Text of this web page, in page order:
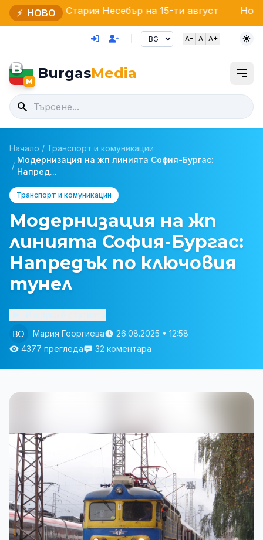
⚡ НОВО
Несебър на 15-ти август Нов директор на
A- A A+
B
M BurgasMedia
Начало / Транспорт и комуникации
/
Модернизация на жп линията София-Бургас:
Напред...
Транспорт и комуникации
Модернизация на жп
линията София-Бургас:
Напредък по ключовия
тунел
Мария Георгиева
26.08.2025 • 12:58
4377 прегледа
32 коментара